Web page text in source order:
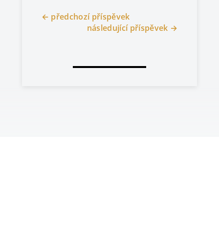
← předchozí příspěvek
následující příspěvek →